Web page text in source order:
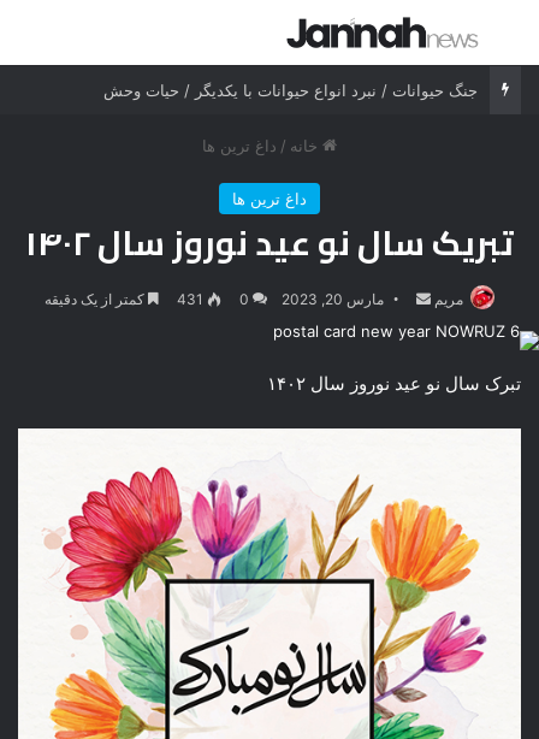
جستجو برای
جنگ حیوانات / نبرد انواع حیوانات با یکدیگر / حیات وحش
خانه / داغ ترین ها
داغ ترین ها
تبریک سال نو عید نوروز سال ۱۴۰۲
مریم
ارسال
ایمیل
مارس 20, 2023 0
431 کمتر از یک دقیقه
تبرک سال نو عید نوروز سال ۱۴۰۲